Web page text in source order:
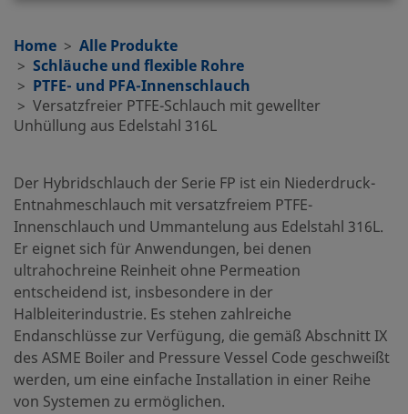
Home
Alle Produkte
Schläuche und flexible Rohre
PTFE- und PFA-Innenschlauch
Versatzfreier PTFE-Schlauch mit gewellter
Unhüllung aus Edelstahl 316L
Der Hybridschlauch der Serie FP ist ein Niederdruck-
Entnahmeschlauch mit versatzfreiem PTFE-
Innenschlauch und Ummantelung aus Edelstahl 316L.
Er eignet sich für Anwendungen, bei denen
ultrahochreine Reinheit ohne Permeation
entscheidend ist, insbesondere in der
Halbleiterindustrie. Es stehen zahlreiche
Endanschlüsse zur Verfügung, die gemäß Abschnitt IX
des ASME Boiler and Pressure Vessel Code geschweißt
werden, um eine einfache Installation in einer Reihe
von Systemen zu ermöglichen.